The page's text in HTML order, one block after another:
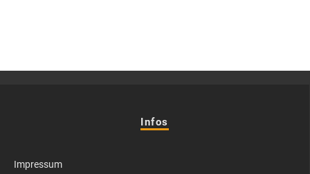
Infos
Impressum